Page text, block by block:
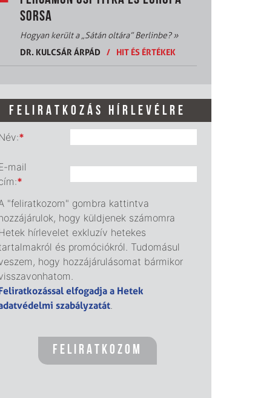
SORSA
Hogyan került a „Sátán oltára” Berlinbe?»
DR. KULCSÁR ÁRPÁD
/ HIT ÉS ÉRTÉKEK
FELIRATKOZÁS HÍRLEVÉLRE
*
mail
*
"feliratkozom" gombra kattintva
hogy küldjenek számomra
hírlevelet exkluzív hetekes
és promóciókról. Tudomásul
hogy hozzájárulásomat bármikor
elfogadja a Hetek
szabályzatát.